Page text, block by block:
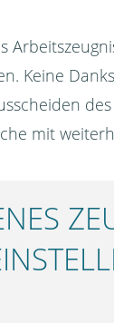
Keine
mit